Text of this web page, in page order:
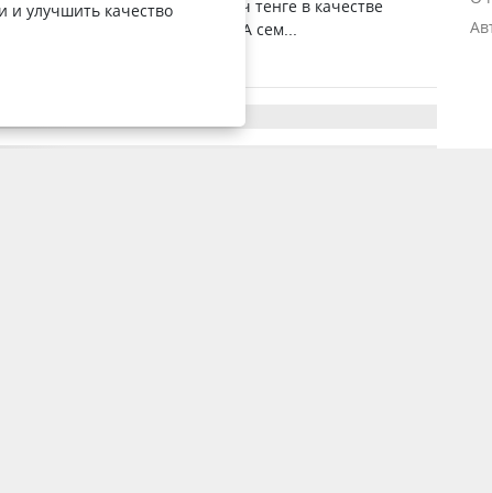
бюджета по 60 тысяч тенге в качестве
материальной выплаты. А сем...
и улучшить качество